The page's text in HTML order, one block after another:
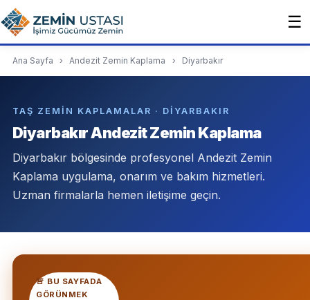
☰
Ana Sayfa › Andezit Zemin Kaplama › Diyarbakır
TAŞ ZEMIN KAPLAMALAR · DIYARBAKIR
Diyarbakır Andezit Zemin Kaplama
Diyarbakır bölgesinde profesyonel Andezit Zemin
Kaplama uygulama, onarım ve bakım hizmetleri.
Uzman firmalarla hemen iletişime geçin.
🚨 BU SAYFADA
GÖRÜNMEK